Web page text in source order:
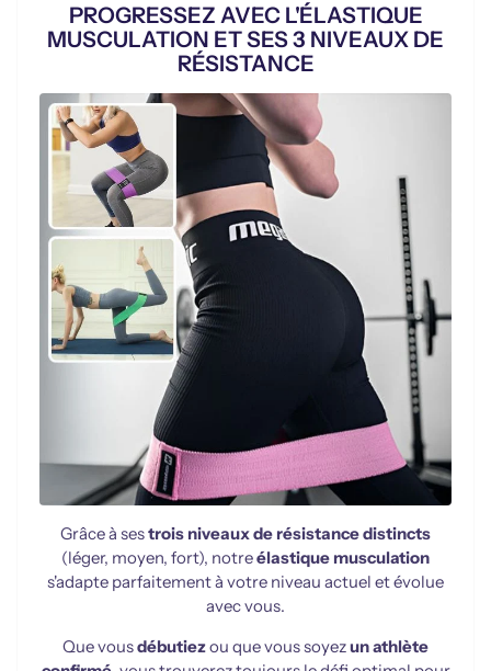
PROGRESSEZ AVEC L'ÉLASTIQUE
MUSCULATION ET SES 3 NIVEAUX DE
RÉSISTANCE
Grâce à sestrois niveaux de résistance distincts
(léger, moyen, fort), notreélastique musculation
s'adapte parfaitement à votre niveau actuel et évolue
avec vous.
Que vousdébutiezou que vous soyezun athlète